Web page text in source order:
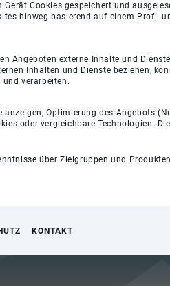
Cookies gespeichert und
hinweg basierend auf einem Profil
Angeboten externe Inhalte und
Inhalten und Dienste beziehen,
und verarbeiten.
Optimierung des Angebots
oder vergleichbare Technologien.
über Zielgruppen und
KONTAKT